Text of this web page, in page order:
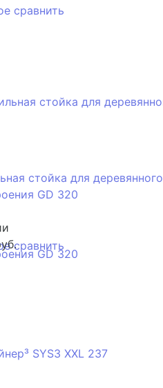
сравнить
сравнить
стойка для деревянного
GD 320